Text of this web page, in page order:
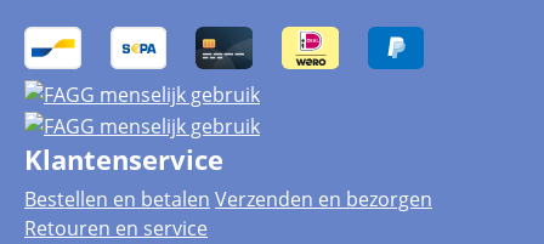
Klantenservice
Bestellen en betalen Verzenden en bezorgen
Retouren en service